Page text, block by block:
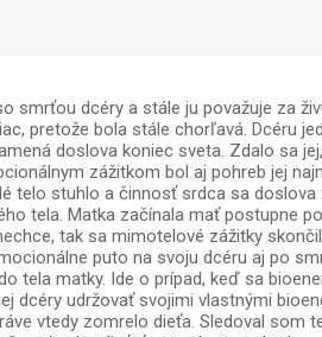
smrťou dcéry a stále ju považuje za
pretože bola stále chorľavá. Dcéru
doslova koniec sveta. Zdalo sa
zážitkom bol aj pohreb jej
telo stuhlo a činnosť srdca sa doslova
tela. Matka začínala mať postupne
tak sa mimotelové zážitky
puto na svoju dcéru aj po
tela matky. Ide o prípad, keď sa
dcéry udržovať svojimi vlastnými
vtedy zomrelo dieťa. Sledoval som